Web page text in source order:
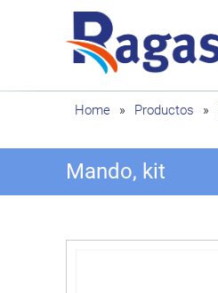
Home » Productos »
Mando, kit